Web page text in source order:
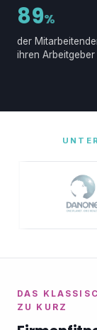
89%
der
ihren
DAS
ZU KURZ